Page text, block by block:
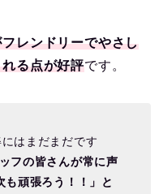
レンドリーでやさし
る点が好評です。
はまだまだです
フの皆さんが常に声
も頑張ろう！！」と